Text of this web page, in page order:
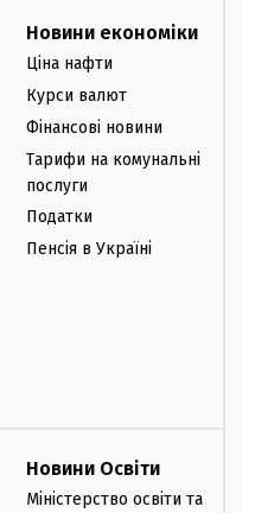
Новини економіки
Ціна нафти
Курси валют
Фінансові новини
Тарифи на комунальні
послуги
Податки
Пенсія в Україні
Новини Освіти
Міністерство освіти та